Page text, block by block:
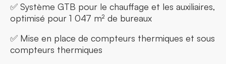
✅ Système GTB pour le chauffage et les auxiliaires,
optimisé pour 1 047 m² de bureaux
✅ Mise en place de compteurs thermiques et sous
compteurs thermiques